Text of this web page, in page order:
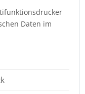
Daten im